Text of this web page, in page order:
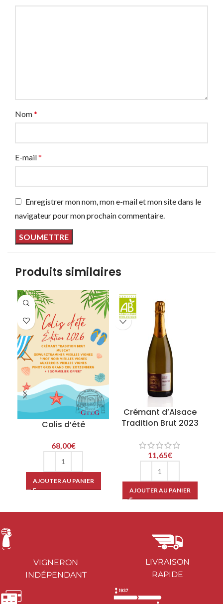
Nom*
E-mail*
Enregistrer mon nom, mon e-mail et mon site dans le
navigateur pour mon prochain commentaire.
Produits similaires
Colis d’été
68,00€
AJOUTER AU PANIER
Crémant d’Alsace
Tradition Brut 2023
11,65€
AJOUTER AU PANIER
VIGNERON
INDÉPENDANT
LIVRAISON
RAPIDE